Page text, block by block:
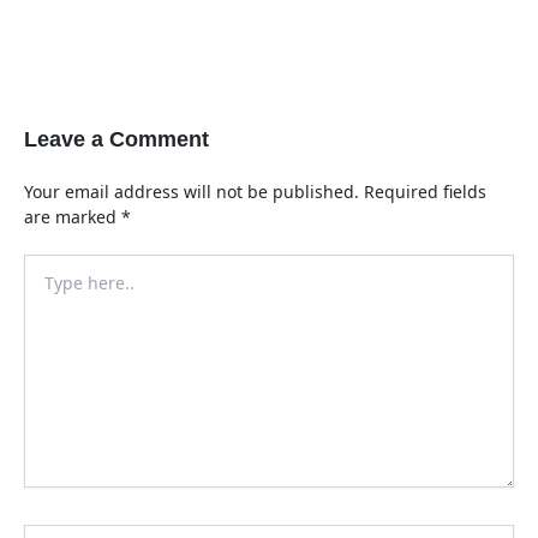
Leave a Comment
Your email address will not be published. Required fields
are marked *
here..